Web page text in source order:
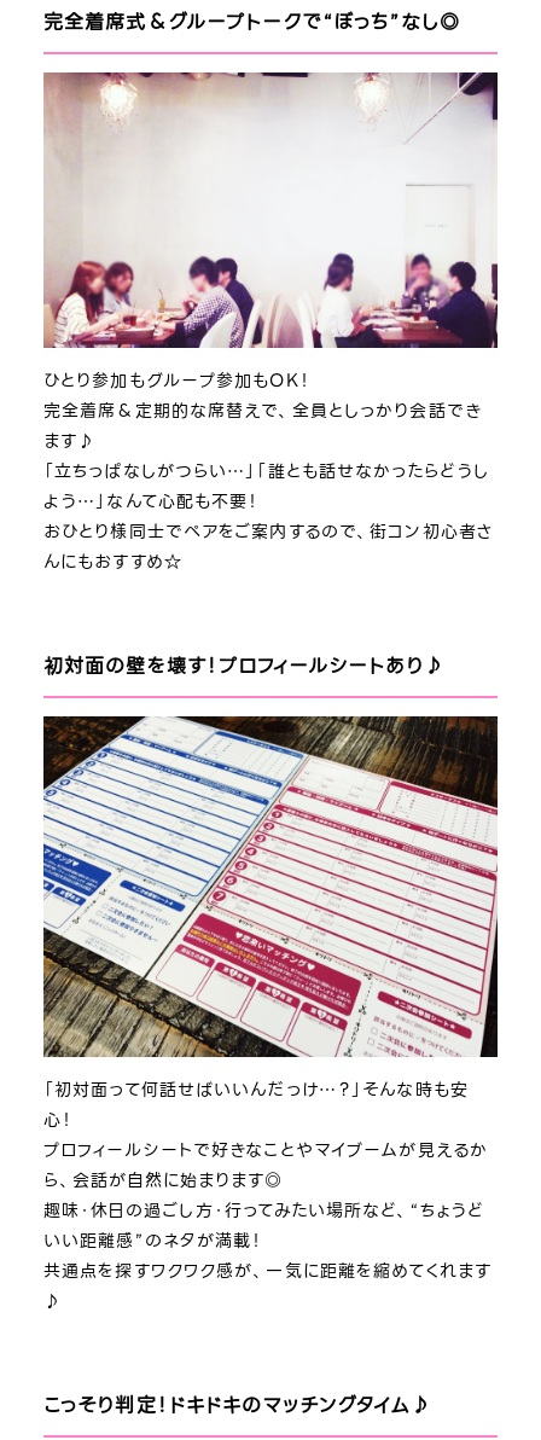
完全着席式＆グループトークで“ぼっち”なし◎
ひとり参加もグループ参加もOK！
完全着席＆定期的な席替えで、全員としっかり会話でき
ます♪
「立ちっぱなしがつらい…」「誰とも話せなかったらどうし
よう…」なんて心配も不要！
おひとり様同士でペアをご案内するので、街コン初心者さ
んにもおすすめ☆
初対面の壁を壊す！プロフィールシートあり♪
「初対面って何話せばいいんだっけ…？」そんな時も安
心！
プロフィールシートで好きなことやマイブームが見えるか
ら、会話が自然に始まります◎
趣味・休日の過ごし方・行ってみたい場所など、“ちょうど
いい距離感”のネタが満載！
共通点を探すワクワク感が、一気に距離を縮めてくれます
♪
こっそり判定！ドキドキのマッチングタイム♪